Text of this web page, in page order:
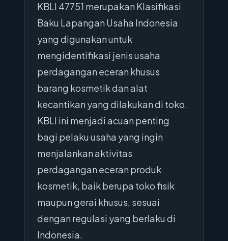
KBLI 47751 merupakan Klasifikasi
Baku Lapangan Usaha Indonesia
yang digunakan untuk
mengidentifikasi jenis usaha
perdagangan eceran khusus
barang kosmetik dan alat
kecantikan yang dilakukan di toko.
KBLI ini menjadi acuan penting
bagi pelaku usaha yang ingin
menjalankan aktivitas
perdagangan eceran produk
kosmetik, baik berupa toko fisik
maupun gerai khusus, sesuai
dengan regulasi yang berlaku di
Indonesia.